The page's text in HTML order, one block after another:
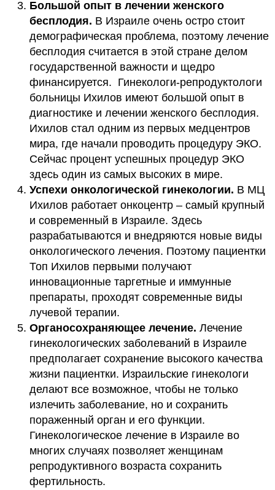
Большой опыт в лечении женского
бесплодия. В Израиле очень остро стоит
демографическая проблема, поэтому лечение
бесплодия считается в этой стране делом
государственной важности и щедро
финансируется. Гинекологи-репродуктологи
больницы Ихилов имеют большой опыт в
диагностике и лечении женского бесплодия.
Ихилов стал одним из первых медцентров
мира, где начали проводить процедуру ЭКО.
Сейчас процент успешных процедур ЭКО
здесь один из самых высоких в мире.
Успехи онкологической гинекологии. В МЦ
Ихилов работает онкоцентр – самый крупный
и современный в Израиле. Здесь
разрабатываются и внедряются новые виды
онкологического лечения. Поэтому пациентки
Топ Ихилов первыми получают
инновационные таргетные и иммунные
препараты, проходят современные виды
лучевой терапии.
Органосохраняющее лечение. Лечение
гинекологических заболеваний в Израиле
предполагает сохранение высокого качества
жизни пациентки. Израильские гинекологи
делают все возможное, чтобы не только
излечить заболевание, но и сохранить
пораженный орган и его функции.
Гинекологическое лечение в Израиле во
многих случаях позволяет женщинам
репродуктивного возраста сохранить
фертильность.